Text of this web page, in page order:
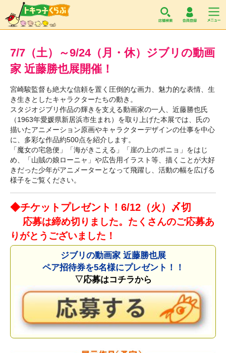
7/7（土）～9/24（月・休）ジブリの動画
家 近藤勝也展開催！
宮崎駿監督も絶大な信頼を置く圧倒的な画力、魅力的な表情、生
き生きとしたキャラクターたちの動き。
スタジオジブリ作品の輝きを支える動画家の一人、近藤勝也氏
（1963年愛媛県新居浜市生まれ）を取り上げた本展では、氏の
描いたアニメーション原画やキャラクターデザインの仕事を中心
に、多彩な作品約500点を紹介します。
「魔女の宅急便」「海がきこえる」「崖の上のポニョ」をはじ
め、「山賊の娘ローニャ」や広告用イラスト等、描くことが大好
きだった少年がアニメーターとなって飛躍し、活動の幅を広げる
様子をご覧ください。
◆チケットプレゼント！6/12（火）〆切
応募は締め切りました。たくさんのご応募あ
りがとうございました！
ジブリの動画家 近藤勝也展
ペア招待券を5名様にプレゼント！！
▽応募はコチラから